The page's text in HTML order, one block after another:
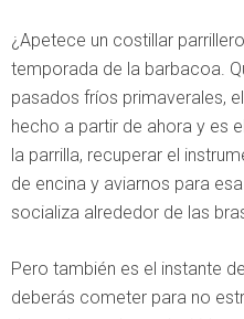
¿Apetece un costillar
temporada de la barbacoa.
pasados fríos primaverales,
hecho a partir de ahora y es
la parrilla, recuperar el
de encina y aviarnos para
socializa alrededor de las
Pero también es el instante
deberás cometer para no